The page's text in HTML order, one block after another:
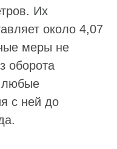
Их
около 4,07
меры не
оборота
любые
с ней до